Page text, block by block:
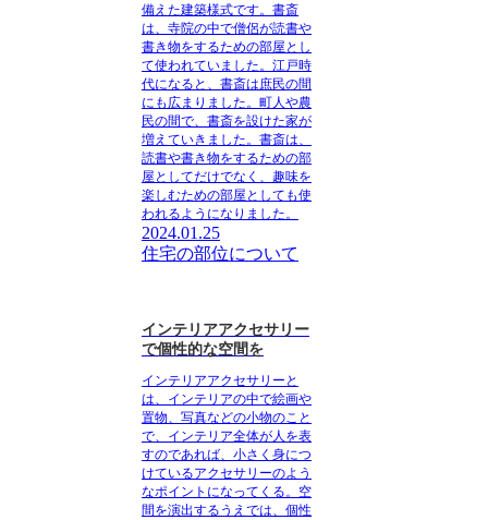
備えた建築様式です。書斎
は、寺院の中で僧侶が読書や
書き物をするための部屋とし
て使われていました。江戸時
代になると、書斎は庶民の間
にも広まりました。町人や農
民の間で、書斎を設けた家が
増えていきました。書斎は、
読書や書き物をするための部
屋としてだけでなく、趣味を
楽しむための部屋としても使
われるようになりました。
2024.01.25
住宅の部位について
インテリアアクセサリー
で個性的な空間を
インテリアアクセサリーと
は、インテリアの中で絵画や
置物、写真などの小物のこと
で、インテリア全体が人を表
すのであれば、小さく身につ
けているアクセサリーのよう
なポイントになってくる。空
間を演出するうえでは、 個性